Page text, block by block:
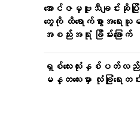
အောင်ဇမ္ဗူသီချင်းဆို
တွေကို ထိရောက်စွာအရေ
အစည်းအရုံး ခြိမ်းခြောက်
ရှစ်လေးလုံးနှစ်ပတ်
မန္တလေးမှာ လုံခြုံရေးတ